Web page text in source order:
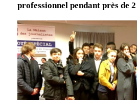
professionnel pendant près de